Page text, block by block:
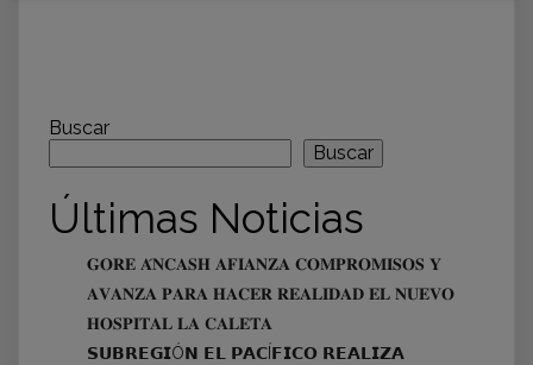
Buscar
Buscar
Últimas Noticias
𝐆𝐎𝐑𝐄 𝐀́𝐍𝐂𝐀𝐒𝐇 𝐀𝐅𝐈𝐀𝐍𝐙𝐀 𝐂𝐎𝐌𝐏𝐑𝐎𝐌𝐈𝐒𝐎𝐒 𝐘
𝐀𝐕𝐀𝐍𝐙𝐀 𝐏𝐀𝐑𝐀 𝐇𝐀𝐂𝐄𝐑 𝐑𝐄𝐀𝐋𝐈𝐃𝐀𝐃 𝐄𝐋 𝐍𝐔𝐄𝐕𝐎
𝐇𝐎𝐒𝐏𝐈𝐓𝐀𝐋 𝐋𝐀 𝐂𝐀𝐋𝐄𝐓𝐀
𝗦𝗨𝗕𝗥𝗘𝗚𝗜Ó𝗡 𝗘𝗟 𝗣𝗔𝗖Í𝗙𝗜𝗖𝗢 𝗥𝗘𝗔𝗟𝗜𝗭𝗔